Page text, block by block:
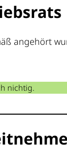
angehört
nichtig.